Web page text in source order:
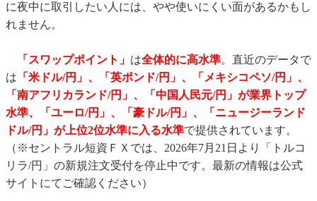
に夜中に取引したい人には、やや使いにくい面があるかもし
れません。
「スワップポイント」 は全体的に高水準。直近のデータで
は 「米ドル/円」、「英ポンド/円」、
「メキシコペソ/円」、
「南アフリカランド/円」、「中国人民元/円」が業界トップ
水準、「ユーロ/円」、「豪ドル/円」、「ニュージーランド
ドル/円」が上位2位水準に入る水準で提供されています。
（※セントラル短資ＦＸでは、2026年7月21日より「トルコ
リラ/円」の新規注文受付を停止中です。最新の情報は公式
サイトにてご確認ください）